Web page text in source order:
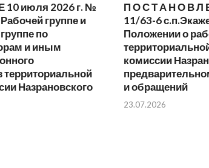
10 июля 2026 г. №
группе и
по
и иным
Назрановского
П О С Т А Н О В Л
11/63-6
Положении о
комиссии
и обращений
23.07.2026